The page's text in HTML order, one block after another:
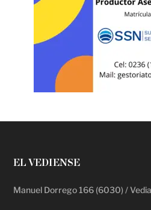
EL VEDIENSE
Manuel Dorrego 166 (6030) /